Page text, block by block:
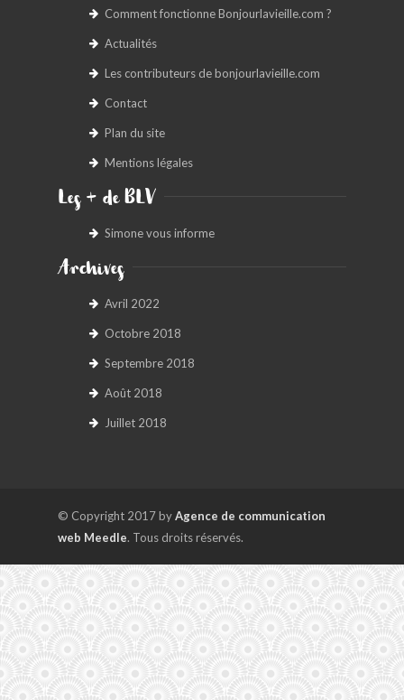
Comment fonctionne Bonjourlavieille.com ?
Actualités
Les contributeurs de bonjourlavieille.com
Contact
Plan du site
Mentions légales
Les + de BLV
Simone vous informe
Archives
Avril 2022
Octobre 2018
Septembre 2018
Août 2018
Juillet 2018
© Copyright 2017 byAgence de communication
web Meedle. Tous droits réservés.